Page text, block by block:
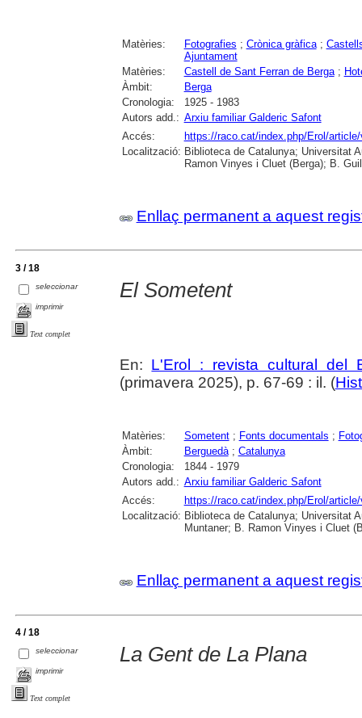
Matèries: Fotografies ; Crònica gràfica;
Ajuntament
Matèries:
Castell de Sant Ferran de Berga;
Àmbit:
Berga
Cronologia:
1925 - 1983
Autors add.: Arxiu familiar Galderic Safont
Accés:
https://raco.cat/index.php/Erol/
Localització: Biblioteca de Catalunya; Universitat
Ramon Vinyes i Cluet (Berga); B.
Enllaç permanent a aquest
3 / 18
seleccionar
imprimir
Text complet
El Sometent
En: L'Erol : revista cultural del
(primavera 2025), p. 67-69 : il. (
Matèries: Sometent; Fonts documentals ;
Àmbit:
Berguedà; Catalunya
Cronologia:
1844 - 1979
Autors add.: Arxiu familiar Galderic Safont
Accés:
https://raco.cat/index.php/Erol/article/
Localització: Biblioteca de Catalunya; Universitat
Muntaner; B. Ramon Vinyes i Cluet
Enllaç permanent a aquest
4 / 18
seleccionar
imprimir
Text complet
La Gent de La Plana